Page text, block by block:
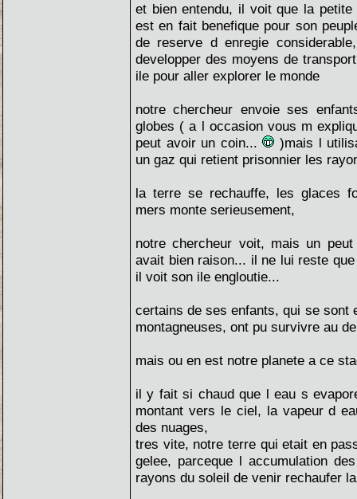
et bien entendu, il voit que la
est en fait benefique pour son
de reserve d enregie
developper des moyens de
ile pour aller explorer le monde
notre chercheur envoie ses
globes ( a l occasion vous m
peut avoir un coin...
)mais l
un gaz qui retient prisonnier les
la terre se rechauffe, les glaces
mers monte serieusement,
notre chercheur voit, mais un
avait bien raison... il ne lui reste
il voit son ile engloutie...
certains de ses enfants, qui se sont
montagneuses, ont pu survivre au
mais ou en est notre planete a ce
il y fait si chaud que l eau s
montant vers le ciel, la vapeur d
des nuages,
tres vite, notre terre qui etait en
gelee, parceque l accumulation
rayons du soleil de venir rechaufer